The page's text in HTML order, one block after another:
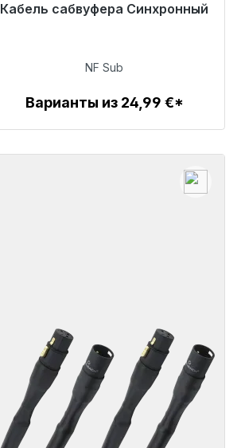
Кабель сабвуфера Синхронный
Скоро снова будет доступен
Детали
NF Sub
Варианты из 24,99 €*